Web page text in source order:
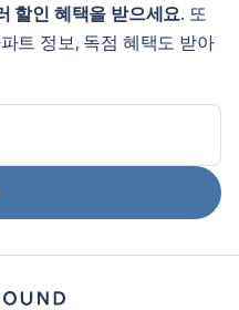
할인 혜택을 받으세요. 또
트 정보, 독점 혜택도 받아